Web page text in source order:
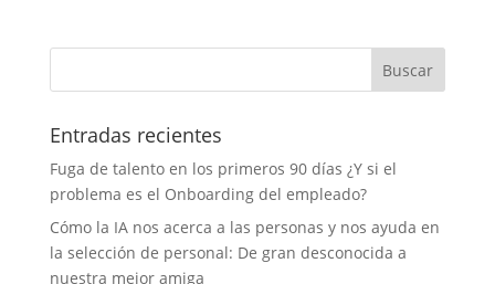
Entradas recientes
Fuga de talento en los primeros 90 días ¿Y si el
problema es el Onboarding del empleado?
Cómo la IA nos acerca a las personas y nos ayuda en
la selección de personal: De gran desconocida a
nuestra mejor amiga